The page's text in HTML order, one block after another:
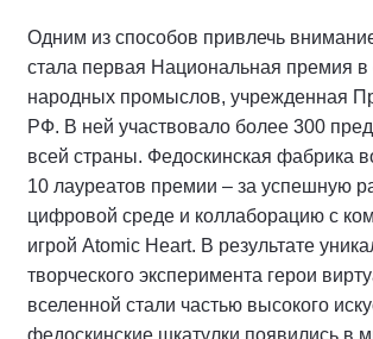
Одним из способов привлечь
стала первая Национальная премия в
народных промыслов, учрежденная
РФ. В ней участвовало более 300
всей страны. Федоскинская фабрика
10 лауреатов премии – за успешную
цифровой среде и коллаборацию с
игрой Atomic Heart. В результате
творческого эксперимента герои
вселенной стали частью высокого
федоскинские шкатулки появились в